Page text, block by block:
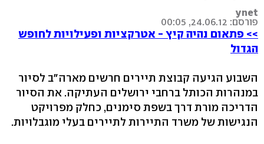
ynet
פורסם: 24.06.12, 00:05
>> פתאום נהיה קיץ - אטרקציות ופעילויות לחופש
הגדול
השבוע הגיעה קבוצת תיירים חרשים מארה"ב לסיור
במנהרות הכותל ברחבי ירושלים העתיקה. את הסיור
הדריכה מורת דרך בשפת סימנים, כחלק מפרויקט
הנגישות של משרד התיירות לתיירים בעלי מוגבלויות.